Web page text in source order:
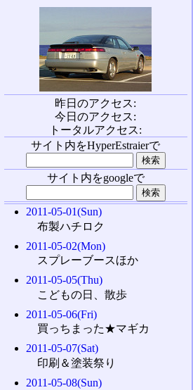
昨日のアクセス:
今日のアクセス:
トータルアクセス:
サイト内をHyperEstraierで
サイト内をgoogleで
2011-05-01(Sun)
布製ハチロク
2011-05-02(Mon)
スプレーブースほか
2011-05-05(Thu)
こどもの日、散歩
2011-05-06(Fri)
買っちまった★マギカ
2011-05-07(Sat)
印刷＆塗装祭り
2011-05-08(Sun)